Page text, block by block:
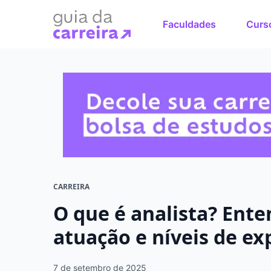
Faculdades
CARREIRA
O que é analista?
atuação e níveis de
7 de setembro de 2025
Faça o
Encontre bolsas